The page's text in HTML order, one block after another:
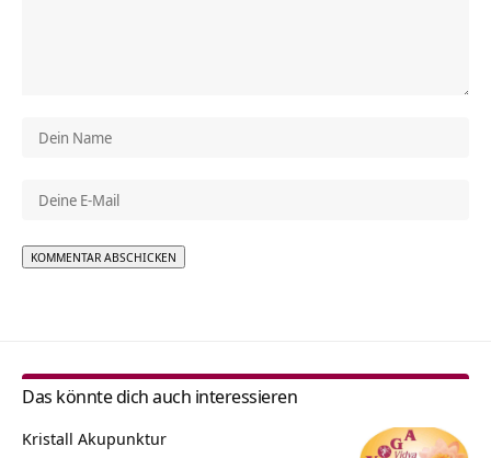
Das könnte dich auch interessieren
Kristall Akupunktur